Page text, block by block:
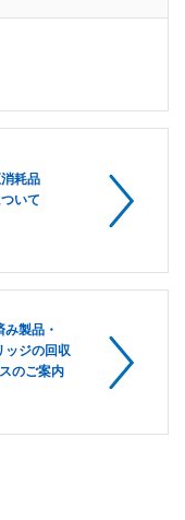
耗品
いて
み製品・
ッジの回収
のご案内